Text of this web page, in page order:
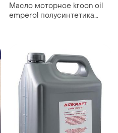
Масло моторное kroon oil
emperol полусинтетика